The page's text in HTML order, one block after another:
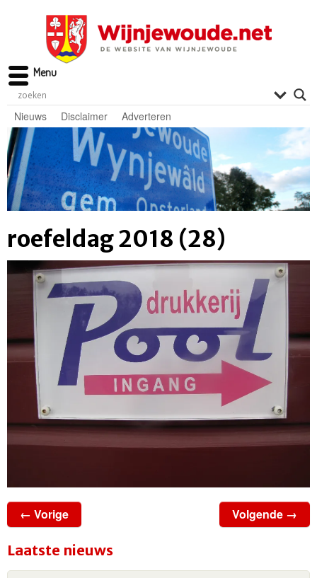
Nieuws Disclaimer Adverteren
roefeldag 2018 (28)
← Vorige Volgende →
Laatste nieuws
Menu